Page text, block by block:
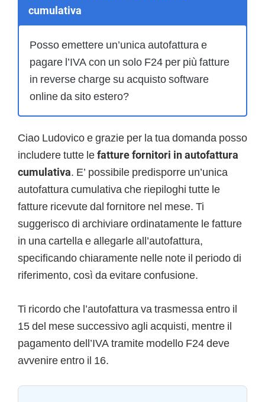
cumulativa
Posso emettere un’unica autofattura e
pagare l’IVA con un solo F24 per più fatture
in reverse charge su acquisto software
online da sito estero?
Ciao Ludovico e grazie per la tua domanda posso
includere tutte lefatture fornitori in autofattura
cumulativa. E’ possibile predisporre un’unica
autofattura cumulativa che riepiloghi tutte le
fatture ricevute dal fornitore nel mese. Ti
suggerisco di archiviare ordinatamente le fatture
in una cartella e allegarle all’autofattura,
specificando chiaramente nelle note il periodo di
riferimento, così da evitare confusione.
Ti ricordo che l’autofattura va trasmessa entro il
15 del mese successivo agli acquisti, mentre il
pagamento dell’IVA tramite modello F24 deve
avvenire entro il 16.